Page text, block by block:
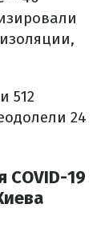
512
24
19